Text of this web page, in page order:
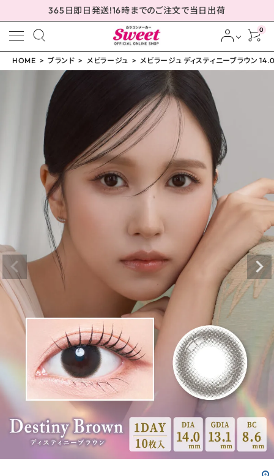
365日即日発送!16時までのご注文で当日出荷
0
meeting_room ログイン person 会員登録
メビラージュ ディスティ
ニーブラウン 14.0mm
1,760(税込)
配送方法について
発送について
お支払い方法について
お買い物ガイド
お問い合わせ
よくあるご質問
HOME ブランド メビラージュ メビラージュ ディスティニーブラウン